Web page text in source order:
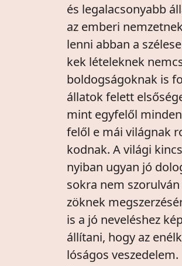
és legalacsonyabb
az emberi
lenni abban a
kek lételeknek
boldogságoknak is
állatok felett
mint egyfelől
felől e mái világnak
kodnak. A világi
nyiban ugyan jó
sokra nem
zöknek
is a jó neveléshez
állítani, hogy az
lóságos veszedelem.